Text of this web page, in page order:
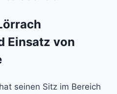
Einsatz von
seinen Sitz im Bereich